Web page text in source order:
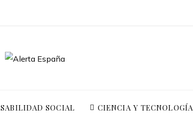
SOCIAL CIENCIA Y TECNOLOGÍA